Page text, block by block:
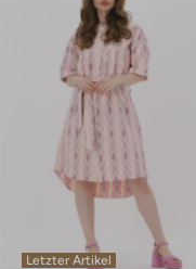
Letzter Artikel